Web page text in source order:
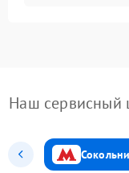
Наш сервисный